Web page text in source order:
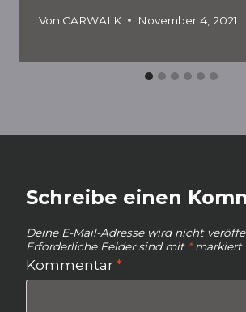
Von CARWALK November 4, 2021
Schreibe einen
Deine E-Mail-Adresse wird nicht
Erforderliche Felder sind mit *markiert
Kommentar *